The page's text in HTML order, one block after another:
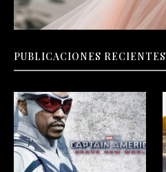
PUBLICACIONES RECIENTES